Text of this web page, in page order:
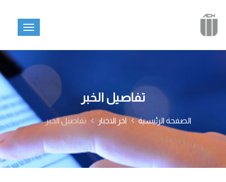
تفاصيل الخبر
الصفحة الرئيسية اخر الاخبار تفاصيل الخبر